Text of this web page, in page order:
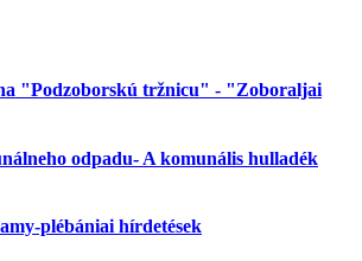
"Podzoborskú tržnicu" - "Zoboraljai
odpadu- A komunális hulladék
plébániai hírdetések